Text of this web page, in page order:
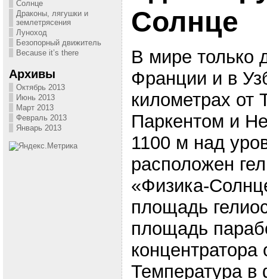
Солнце
Драконы, лягушки и
землетрясения
Луноход
Безопорный движитель
Because it’s there
Архивы
Октябрь 2013
Июнь 2013
Март 2013
Февраль 2013
Январь 2013
Солнце
В мире только
Франции и в
километрах от
Паркентом и
1100 м над
расположен
«Физика-
площадь
площадь
Температура в